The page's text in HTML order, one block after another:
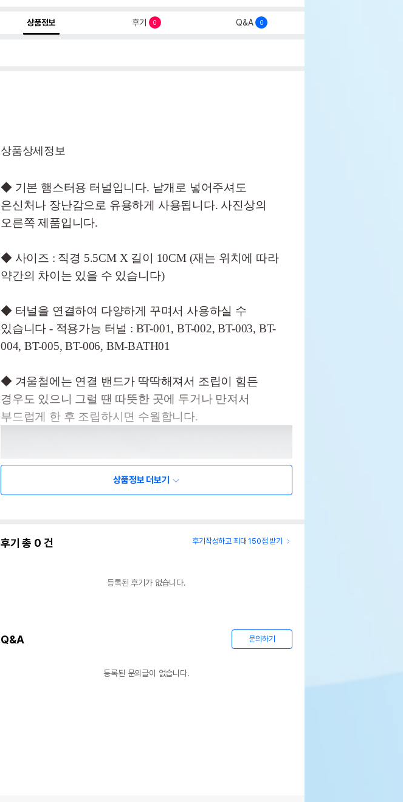
상품정보 후기 0 Q&A 0
상품상세정보
◆ 기본 햄스터용 터널입니다. 낱개로 넣어주셔도
은신처나 장난감으로 유용하게 사용됩니다. 사진상의
오른쪽 제품입니다.
◆ 사이즈 : 직경 5.5CM X 길이 10CM (재는 위치에 따라
약간의 차이는 있을 수 있습니다)
◆ 터널을 연결하여 다양하게 꾸며서 사용하실 수
있습니다 - 적용가능 터널 : BT-001, BT-002, BT-003, BT-
004, BT-005, BT-006, BM-BATH01
◆ 겨울철에는 연결 밴드가 딱딱해져서 조립이 힘든
경우도 있으니 그럴 땐 따뜻한 곳에 두거나 만져서
부드럽게 한 후 조립하시면 수월합니다.
상품정보 더보기
후기 총 0 건 후기작성하고 최대 150점 받기
등록된 후기가 없습니다.
Q&A 문의하기
등록된 문의글이 없습니다.